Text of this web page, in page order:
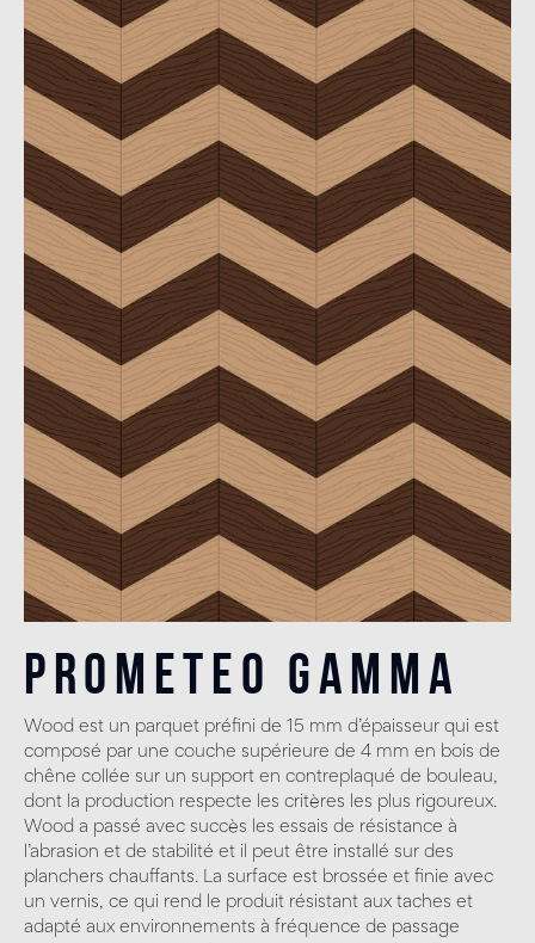
Prometeo Gamma
Wood est un parquet préfini de 15 mm d’épaisseur qui est
composé par une couche supérieure de 4 mm en bois de
chêne collée sur un support en contreplaqué de bouleau,
dont la production respecte les critères les plus rigoureux.
Wood a passé avec succès les essais de résistance à
l’abrasion et de stabilité et il peut être installé sur des
planchers chauffants. La surface est brossée et finie avec
un vernis, ce qui rend le produit résistant aux taches et
adapté aux environnements à fréquence de passage